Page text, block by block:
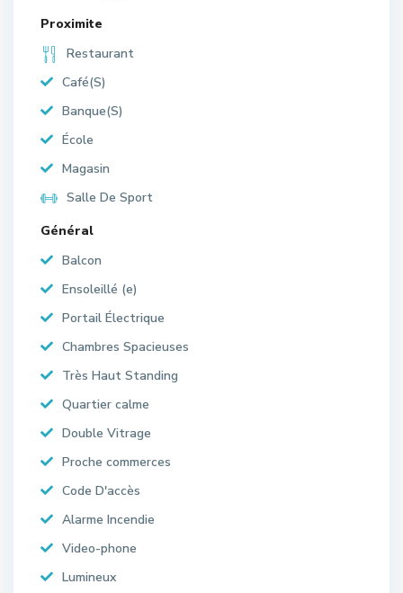
Proximite
Restaurant
Café(S)
Banque(S)
École
Magasin
Salle De Sport
Général
Balcon
Ensoleillé (e)
Portail Électrique
Chambres Spacieuses
Très Haut Standing
Quartier calme
Double Vitrage
Proche commerces
Code D'accès
Alarme Incendie
Video-phone
Lumineux